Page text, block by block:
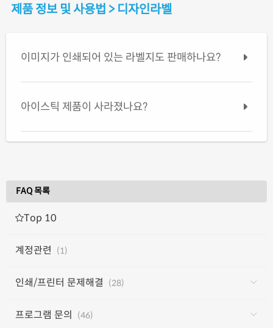
제품 정보 및 사용법 > 디자인라벨
이미지가 인쇄되어 있는 라벨지도 판매하나요?
아이스틱 제품이 사라졌나요?
FAQ 목록
Top 10
계정관련 (1)
인쇄/프린터 문제해결 (28)
프로그램 문의 (46)